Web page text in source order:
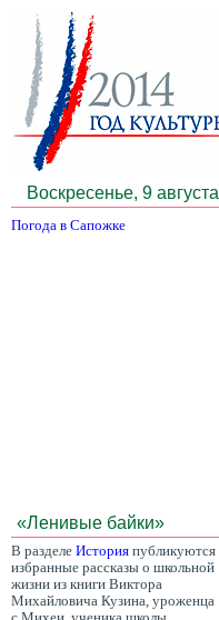
Воскресенье, 9 августа
Погода в Сапожке
«Ленивые байки»
В разделе История публикуются
избранные рассказы о школьной
жизни из книги Виктора
Михайловича Кузина, уроженца